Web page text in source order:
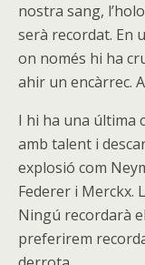
nostra sang,
serà recordat. En
on només hi ha
ahir un encàrrec.
I hi ha una última
amb talent i
explosió com
Federer i Merckx.
Ningú recordarà
preferirem